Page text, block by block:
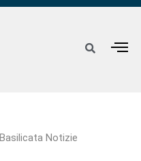
Basilicata Notizie